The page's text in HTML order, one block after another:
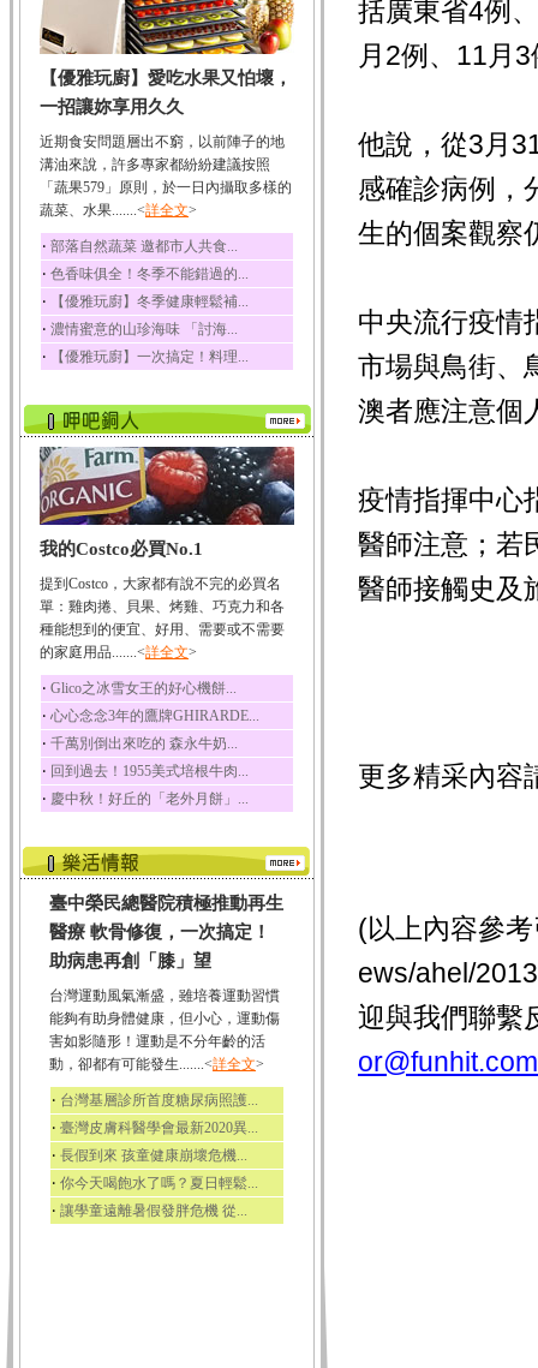
鮪魚肚肉中的不飽和脂
肪酸內富含EPA和DH...
韭菜
韭菜所含的膳食纖維能
幫助消化與通便；揮...
冬瓜
冬瓜營養價值高，鈉含
量極低是水腫病人的...
豆豉
豆豉裡頭含有營養的蛋
白質、脂肪、鈣、磷...
榛果
榛果裡所含的營養素有
蛋白質、脂肪、醣類...
迷迭香
酸、迷迭香酸、植物...
咖啡
咖啡中的咖啡因會刺激
中樞神經系統，特別...
椰子
椰子含有糖類、脂肪、
荔枝
荔枝性質溫和所含的營
養素有醣類、檸檬酸...
五味子
五味子性質溫熱所含營
養成分有揮發油、檸...
草魚
草魚含有維生素A、維生
素C、及豐富的蛋白...
【優雅玩廚】愛吃水果又怕壞，
一招讓妳享用久久
近期食安問題層出不窮，以前陣子的地
溝油來說，許多專家都紛紛建議按照
「蔬果579」原則，於一日內攝取多樣的
蔬菜、水果.......<詳全文>
‧ 部落自然蔬菜 邀都市人共食...
‧ 色香味俱全！冬季不能錯過的...
‧ 【優雅玩廚】冬季健康輕鬆補...
‧ 濃情蜜意的山珍海味 「討海...
‧ 【優雅玩廚】一次搞定！料理...
我的Costco必買No.1
提到Costco，大家都有說不完的必買名
單：雞肉捲、貝果、烤雞、巧克力和各
種能想到的便宜、好用、需要或不需要
的家庭用品.......<詳全文>
‧ Glico之冰雪女王的好心機餅...
‧ 心心念念3年的鷹牌GHIRARDE...
‧ 千萬別倒出來吃的 森永牛奶...
‧ 回到過去！1955美式培根牛肉...
‧ 慶中秋！好丘的「老外月餅」...
臺中榮民總醫院積極推動再生
醫療 軟骨修復，一次搞定！
助病患再創「膝」望
台灣運動風氣漸盛，雖培養運動習慣
能夠有助身體健康，但小心，運動傷
害如影隨形！運動是不分年齡的活
動，卻都有可能發生.......<詳全文>
‧ 台灣基層診所首度糖尿病照護...
‧ 臺灣皮膚科醫學會最新2020異...
‧ 長假到來 孩童健康崩壞危機...
‧ 你今天喝飽水了嗎？夏日輕鬆...
‧ 讓學童遠離暑假發胖危機 從...
括廣東省4例
月2例、11月
他說，從3月
感確診病例，
生的個案觀察
中央流行疫情
市場與鳥街、
澳者應注意個
疫情指揮中心
醫師注意；若
醫師接觸史及
更多精采內容
(以上內容參
ews/ahel/
迎與我們聯繫